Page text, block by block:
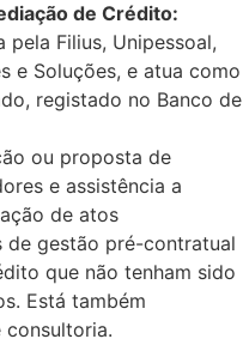
de Crédito:
pela Filius, Unipessoal,
e Soluções, e atua como
registado no Banco de
ou proposta de
e assistência a
de atos
gestão pré-contratual
que não tenham sido
Está também